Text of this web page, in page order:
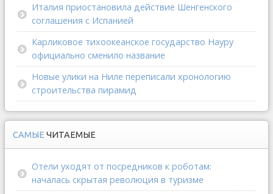
Италия приостановила действие Шенгенского
соглашения с Испанией
Карликовое тихоокеанское государство Науру
официально сменило название
Новые улики на Ниле переписали хронологию
строительства пирамид
САМЫЕ ЧИТАЕМЫЕ
Отели уходят от посредников к роботам:
началась скрытая революция в туризме